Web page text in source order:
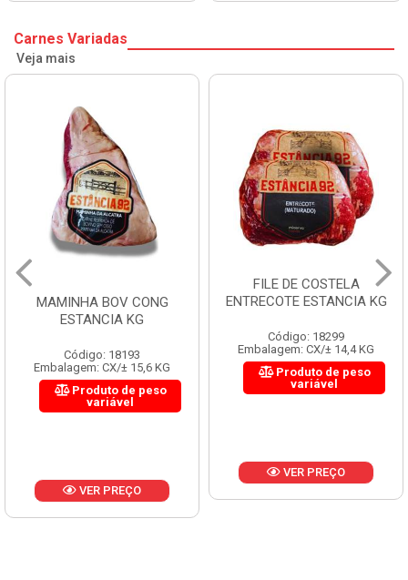
Carnes Variadas
Veja mais
MAMINHA BOV CONG
ESTANCIA KG
Código: 18193
Embalagem: CX/± 15,6 KG
Produto de peso
variável
VER PREÇO
FILE DE COSTELA
ENTRECOTE ESTANCIA KG
Código: 18299
Embalagem: CX/± 14,4 KG
Produto de peso
variável
VER PREÇO